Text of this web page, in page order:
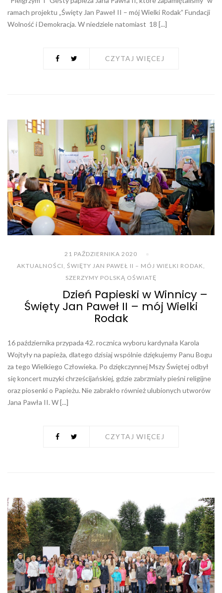
ramach projektu „Święty Jan Paweł II – mój Wielki Rodak” Fundacji
Wolność i Demokracja. W niedziele natomiast 18 [...]
CZYTAJ WIĘCEJ
21 PAŹDZIERNIKA 2020
AKTUALNOŚCI ŚWIĘTY JAN PAWEŁ II – MÓJ WIELKI RODAK
SZERZYMY POLSKĄ OŚWIATĘ
Dzień Papieski w Winnicy –
Święty Jan Paweł II – mój Wielki
Rodak
16 października przypada 42. rocznica wyboru kardynała Karola
Wojtyły na papieża, dlatego dzisiaj wspólnie dziękujemy Panu Bogu
za tego Wielkiego Człowieka. Po dziękczynnej Mszy Świętej odbył
się koncert muzyki chrześcijańskiej, gdzie zabrzmiały pieśni religijne
oraz piosenki o Papieżu. Nie zabrakło również ulubionych utworów
Jana Pawła II. W [...]
CZYTAJ WIĘCEJ